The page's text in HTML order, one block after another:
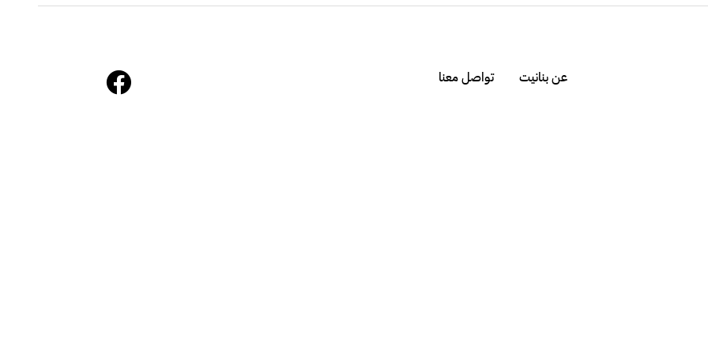
عن بنانيت تواصل معنا